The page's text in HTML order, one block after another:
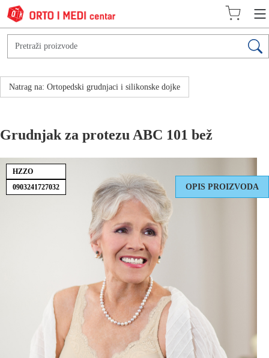
Natrag na: Ortopedski grudnjaci i silikonske dojke
Grudnjak za protezu ABC 101 bež
HZZO
0903241727032
OPIS PROIZVODA